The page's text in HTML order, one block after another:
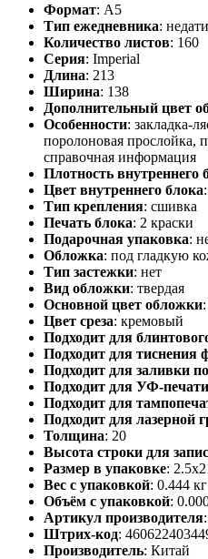
Формат: А5
Тип ежедневника:
Количество листов: 160
Серия: Imperial
Длина: 213
Ширина: 138
Дополнительный цвет
Особенности: закладка-
поролоновая прослойка,
справочная информация
Плотность внутреннего
Цвет внутреннего блока:
Тип крепления: сшивка
Печать блока: 2 краски
Подарочная упаковка:
Обложка: под гладкую
Тип застежки: нет
Вид обложки: твердая
Основной цвет обложки:
Цвет среза: кремовый
Подходит для
Подходит для тиснения
Подходит для заливки
Подходит для УФ-печати
Подходит для
Подходит для лазерной
Толщина: 20
Высота строки для
Размер в упаковке:
Вес с упаковкой: 0.444 кг
Объём с упаковкой:
Артикул производителя:
Штрих-код:
Производитель: Китай